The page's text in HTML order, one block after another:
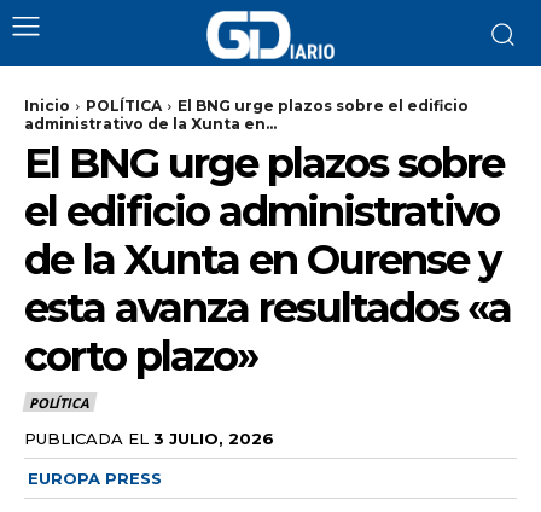
Inicio POLÍTICA
El BNG urge plazos sobre el edificio
administrativo de la Xunta en...
El BNG urge plazos sobre
el edificio administrativo
de la Xunta en Ourense y
esta avanza resultados «a
corto plazo»
POLÍTICA
PUBLICADA EL 3 JULIO, 2026
EUROPA PRESS